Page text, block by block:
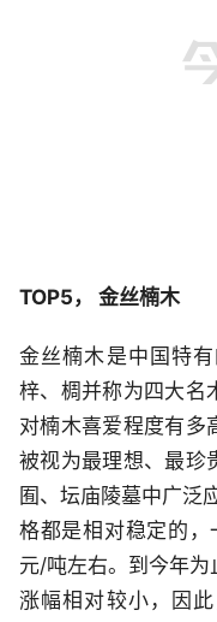
TOP5， 金丝楠木
金丝楠木是中国特
梓、椆并称为四大名
对楠木喜爱程度有多
被视为最理想、最珍
囿、坛庙陵墓中广泛
格都是相对稳定的
元/吨左右。到今年
涨幅相对较小，因